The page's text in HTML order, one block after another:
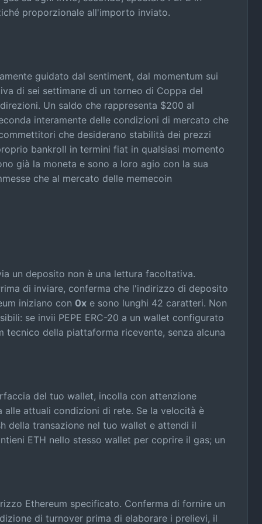
proporzionale all'importo inviato.
guidato dal sentiment, dal momentum sui
di sei settimane di un torneo di Coppa del
Un saldo che rappresenta $200 al
interamente delle condizioni di mercato che
che desiderano stabilità dei prezzi
bankroll in termini fiat in qualsiasi momento
già la moneta e sono a loro agio con la sua
che al mercato delle memecoin
un deposito non è una lettura facoltativa.
di inviare, conferma che l'indirizzo di deposito
iniziano con 0x e sono lunghi 42 caratteri. Non
se invii PEPE ERC-20 a un wallet configurato
della piattaforma ricevente, senza alcuna
del tuo wallet, incolla con attenzione
attuali condizioni di rete. Se la velocità è
della transazione nel tuo wallet e attendi il
ETH nello stesso wallet per coprire il gas; un
Ethereum specificato. Conferma di fornire un
di turnover prima di elaborare i prelievi, il